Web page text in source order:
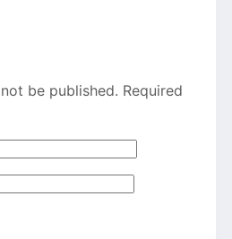
be published. Required